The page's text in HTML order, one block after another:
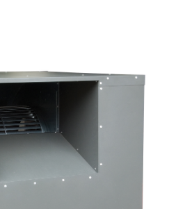
and electrical